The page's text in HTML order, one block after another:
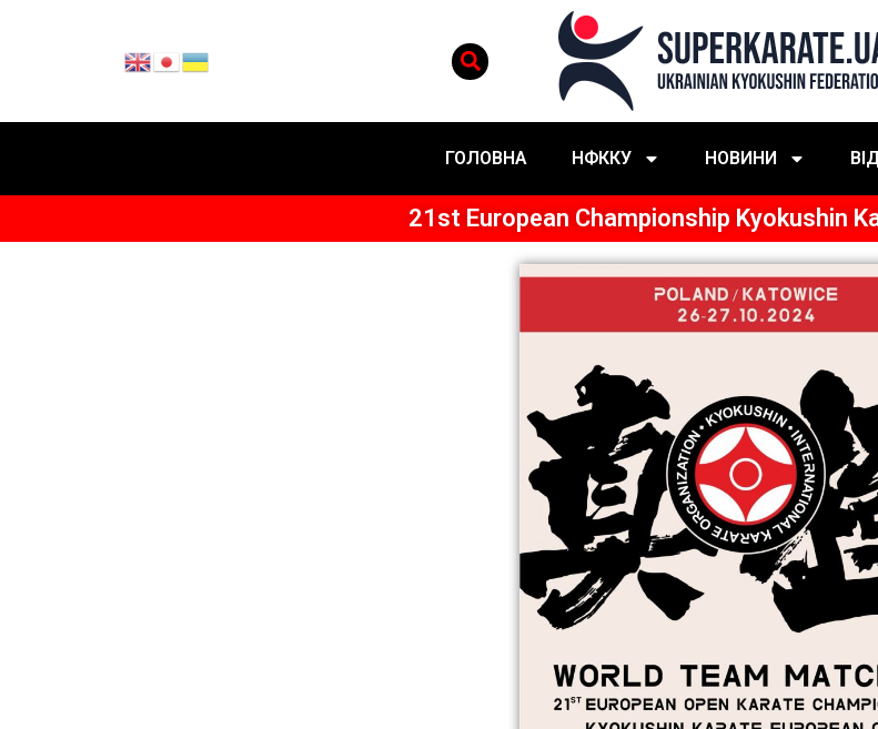
ГОЛОВНА НФККУ НОВИНИ
21st European Championship Kyokushin